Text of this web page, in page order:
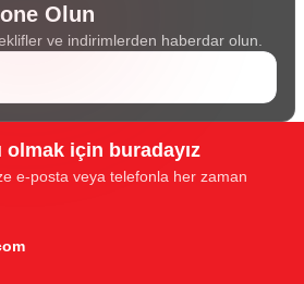
Olun
ve indirimlerden haberdar olun.
olmak için buradayız
e-posta veya telefonla her zaman